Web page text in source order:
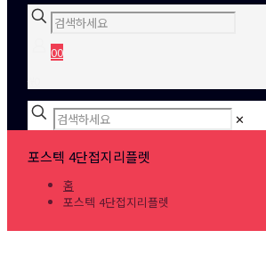
00
✕
포스텍 4단접지리플렛
홈
포스텍 4단접지리플렛